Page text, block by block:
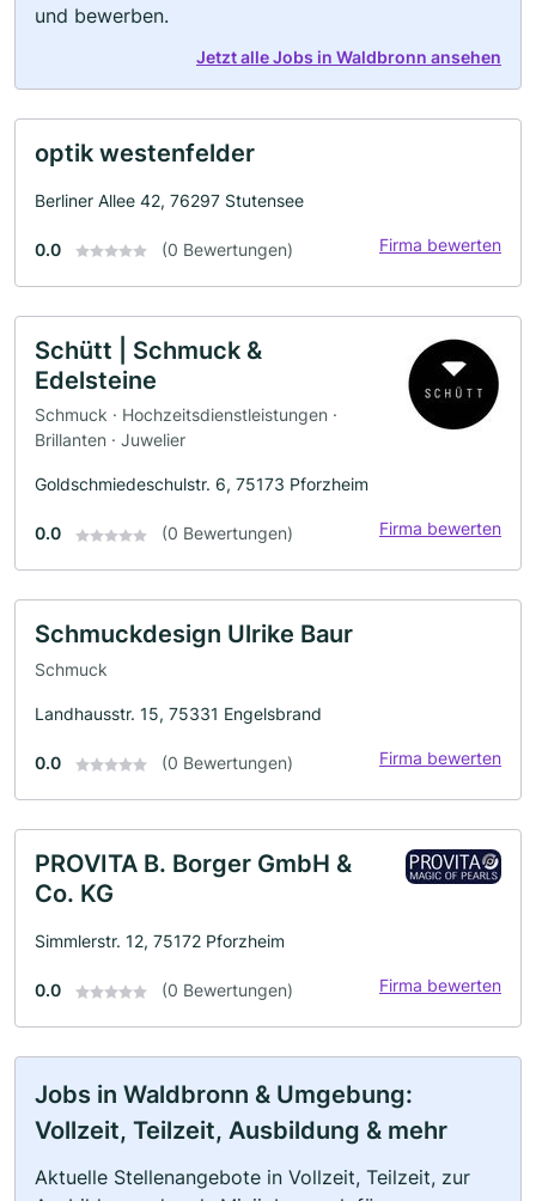
und bewerben.
Jetzt alle Jobs in Waldbronn ansehen
optik westenfelder
Berliner Allee 42, 76297 Stutensee
0.0 (0 Bewertungen) Firma bewerten
Schütt | Schmuck &
Edelsteine
Schmuck · Hochzeitsdienstleistungen ·
Brillanten · Juwelier
Goldschmiedeschulstr. 6, 75173 Pforzheim
0.0 (0 Bewertungen) Firma bewerten
Schmuckdesign Ulrike Baur
Schmuck
Landhausstr. 15, 75331 Engelsbrand
0.0 (0 Bewertungen) Firma bewerten
PROVITA B. Borger GmbH &
Co. KG
Simmlerstr. 12, 75172 Pforzheim
0.0 (0 Bewertungen) Firma bewerten
Jobs in Waldbronn & Umgebung:
Vollzeit, Teilzeit, Ausbildung & mehr
Aktuelle Stellenangebote in Vollzeit, Teilzeit, zur